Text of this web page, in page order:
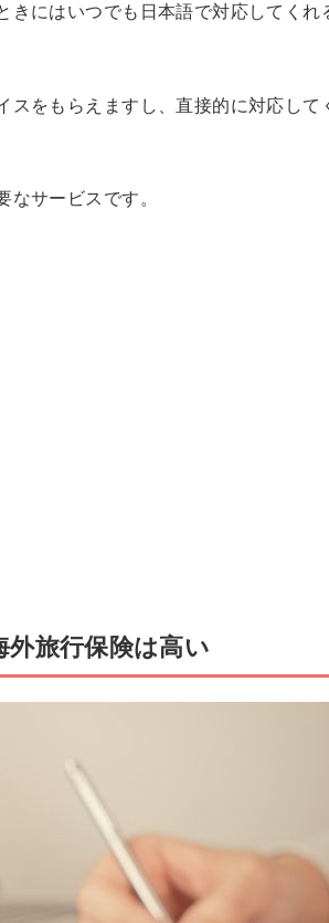
にはいつでも日本語で対応してくれ
スをもらえますし、直接的に対応して
サービスです。
旅行保険は高い